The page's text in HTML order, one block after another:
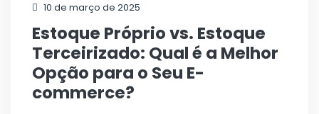
10 de março de 2025
Estoque Próprio vs. Estoque
Terceirizado: Qual é a Melhor
Opção para o Seu E-
commerce?